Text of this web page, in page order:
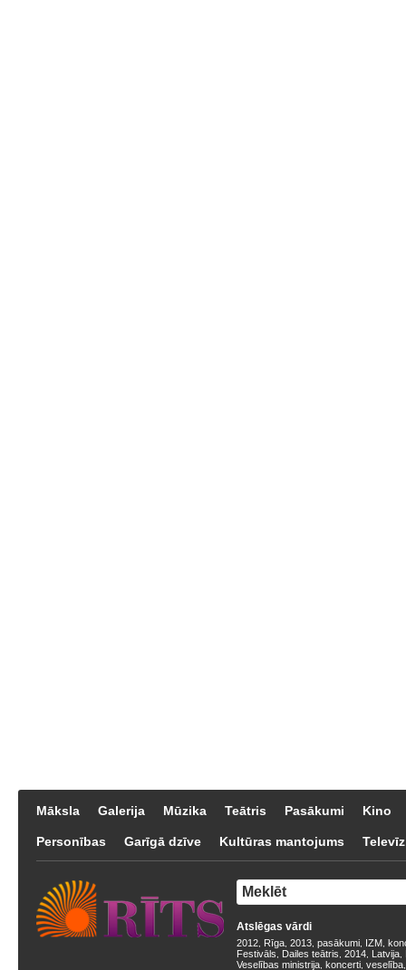
Māksla Galerija Mūzika Teātris Pasākumi Kino
Personības Garīgā dzīve Kultūras mantojums
Atslēgas vārdi
2012 Rīga 2013 pasākumi IZM
Festivāls
Dailes teātris 2014 Latvija
Veselības ministrija koncerti veselība